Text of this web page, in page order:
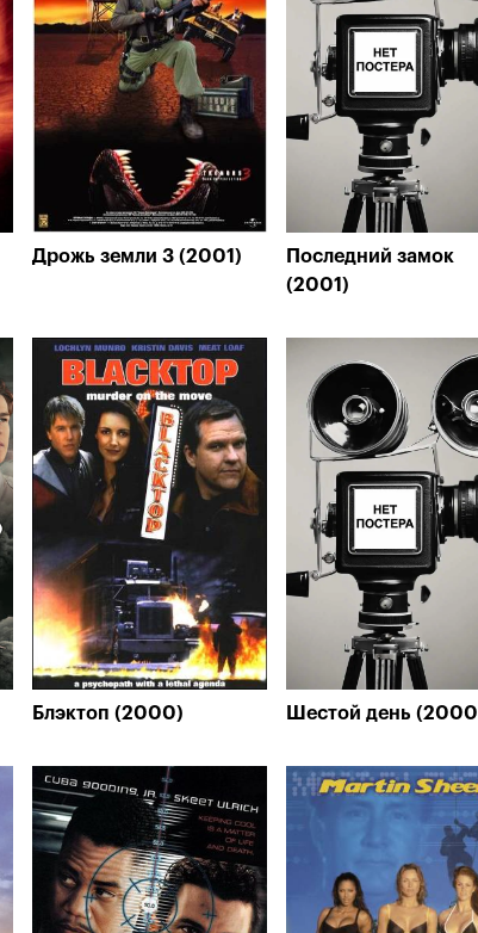
Дрожь земли 3 (2001)
Последний замок
(2001)
Блэктоп (2000) Шестой день